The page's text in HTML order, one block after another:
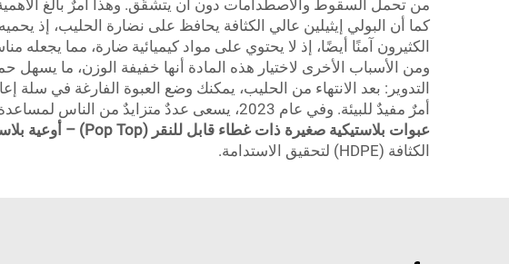
من تحمل السقوط والاصطدامات دون أن يتشقَّق. وهذا أمرٌ بالغ
كما أن البولي إيثيلين عالي الكثافة يحافظ على نضارة الحليب، إذ
ومن الأسباب الأخرى لاختيار هذه المادة أنها خفيفة الوزن، ما يسهل
التدوير: بعد الانتهاء من الحليب، يمكنك وضع العبوة الفارغة في
أمرٌ مفيدٌ للبيئة. وفي عام 2023، يسعى عددٌ متزايدٌ من الناس لمساعدة الكوكب، والبولي إيثيلين عالي الكثافة يُعَدُّ خطوةً في الاتجاه الصحيح. وعلى سبيل المثال، فإن منتجاتنا
عبوات بلاستيكية صغيرة ذات غطاء قابل للنقر (Pop Top) – أوعية بلاستيكية صغيرة ذات أغطية قابلة للنقر (Pop Top)
الكثافة (HDPE) لتحقيق الاستدامة.